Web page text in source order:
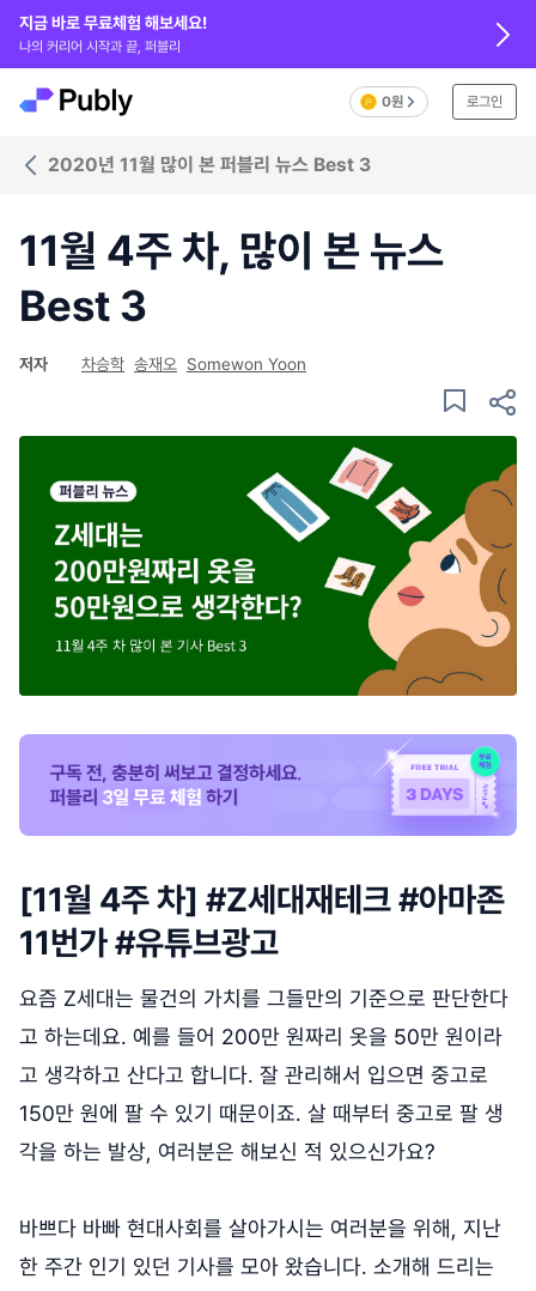
지금 바로 무료체험 해보세요!
나의 커리어 시작과 끝, 퍼블리
0원 로그인
2020년 11월 많이 본 퍼블리 뉴스 Best 3
11월 4주 차, 많이 본 뉴스
Best 3
저자 차승학 송재오 Somewon Yoon
[11월 4주 차] #Z세대재테크 #아마존
11번가 #유튜브광고
요즘 Z세대는 물건의 가치를 그들만의 기준으로 판단한다
고 하는데요. 예를 들어 200만 원짜리 옷을 50만 원이라
고 생각하고 산다고 합니다. 잘 관리해서 입으면 중고로
150만 원에 팔 수 있기 때문이죠. 살 때부터 중고로 팔 생
각을 하는 발상, 여러분은 해보신 적 있으신가요?
바쁘다 바빠 현대사회를 살아가시는 여러분을 위해, 지난
한 주간 인기 있던 기사를 모아 왔습니다. 소개해 드리는